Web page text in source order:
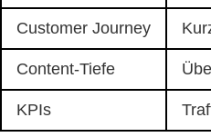
Customer Journey
Content-Tiefe
KPIs